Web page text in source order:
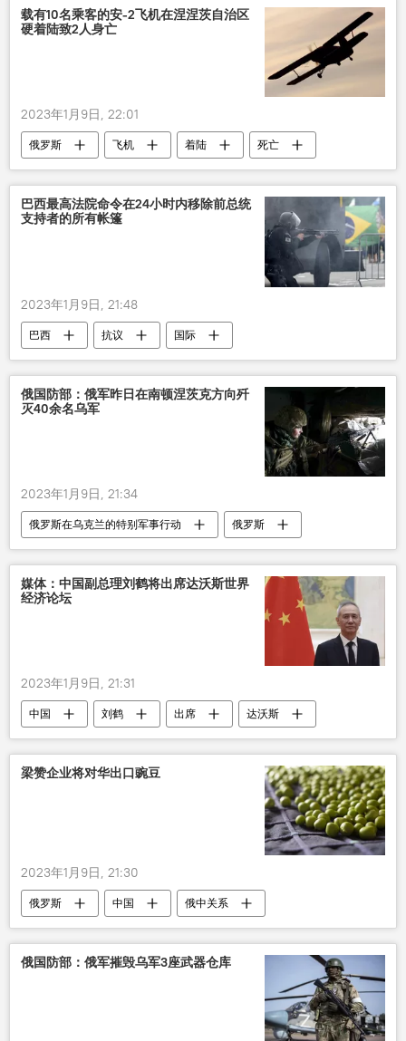
载有10名乘客的安-2飞机在涅涅茨自治区
硬着陆致2人身亡
2023年1月9日, 22:01
俄罗斯 飞机 着陆 死亡
巴西最高法院命令在24小时内移除前总统
支持者的所有帐篷
2023年1月9日, 21:48
巴西 抗议 国际
俄国防部：俄军昨日在南顿涅茨克方向歼
灭40余名乌军
2023年1月9日, 21:34
俄罗斯在乌克兰的特别军事行动
俄罗斯
乌克兰
军事 士兵
媒体：中国副总理刘鹤将出席达沃斯世界
经济论坛
2023年1月9日, 21:31
中国 刘鹤 出席
达沃斯
世界经济论坛
梁赞企业将对华出口豌豆
2023年1月9日, 21:30
俄罗斯 中国
俄中关系
贸易
出口
俄国防部：俄军摧毁乌军3座武器仓库